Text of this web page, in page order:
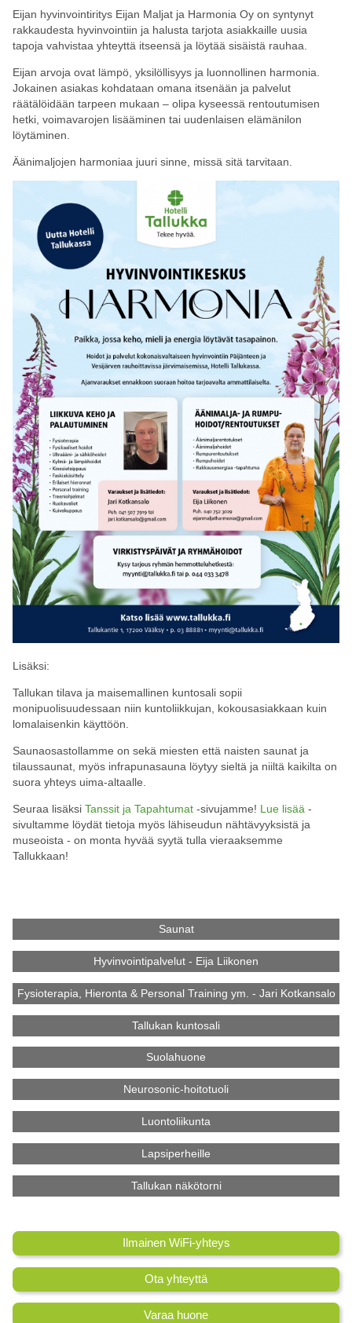
Eijan hyvinvointiritys Eijan Maljat ja Harmonia Oy on syntynyt
rakkaudesta hyvinvointiin ja halusta tarjota asiakkaille uusia
tapoja vahvistaa yhteyttä itseensä ja löytää sisäistä rauhaa.
Eijan arvoja ovat lämpö, yksilöllisyys ja luonnollinen harmonia.
Jokainen asiakas kohdataan omana itsenään ja palvelut
räätälöidään tarpeen mukaan – olipa kyseessä rentoutumisen
hetki, voimavarojen lisääminen tai uudenlaisen elämänilon
löytäminen.
Äänimaljojen harmoniaa juuri sinne, missä sitä tarvitaan.
Lisäksi:
Tallukan tilava ja maisemallinen kuntosali sopii
monipuolisuudessaan niin kuntoliikkujan, kokousasiakkaan kuin
lomalaisenkin käyttöön.
Saunaosastollamme on sekä miesten että naisten saunat ja
tilaussaunat, myös infrapunasauna löytyy sieltä ja niiltä kaikilta on
suora yhteys uima-altaalle.
Seuraa lisäksi Tanssit ja Tapahtumat-sivujamme! Lue lisää -
sivultamme löydät tietoja myös lähiseudun nähtävyyksistä ja
museoista - on monta hyvää syytä tulla vieraaksemme
Tallukkaan!
Saunat
Hyvinvointipalvelut - Eija Liikonen
Fysioterapia, Hieronta & Personal Training ym. - Jari Kotkansalo
Tallukan kuntosali
Suolahuone
Neurosonic-hoitotuoli
Luontoliikunta
Lapsiperheille
Tallukan näkötorni
Ilmainen WiFi-yhteys
Ota yhteyttä
Varaa huone